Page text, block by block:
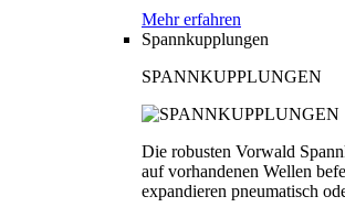
Mehr erfahren
Spannkupplungen
SPANNKUPPLUNGEN
Die robusten Vorwald
auf vorhandenen Wellen
expandieren pneumatisch